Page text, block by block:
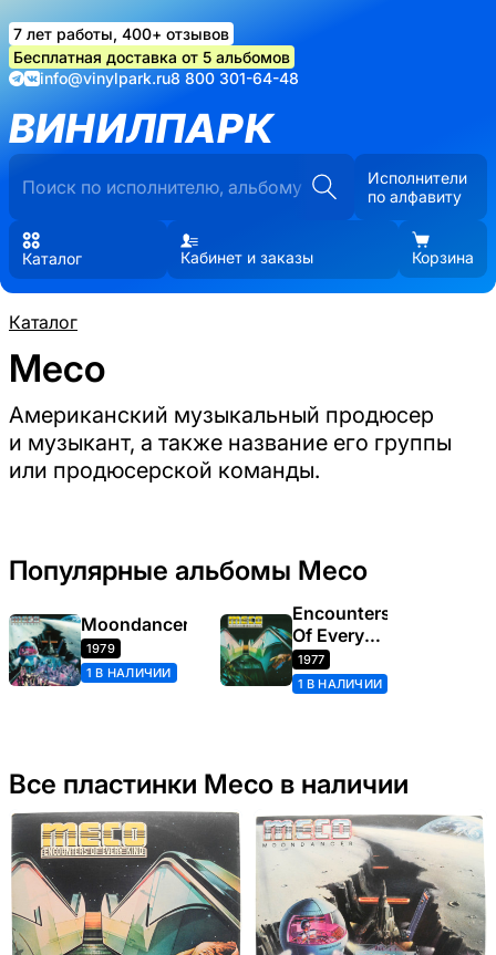
7 лет работы, 400+ отзывов
Бесплатная доставка от 5 альбомов
info@vinylpark.ru8 800 301-64-48
ВИНИЛПАРК
Исполнители
по алфавиту
Каталог Кабинет и заказы Корзина
Каталог
Meco
Американский музыкальный продюсер
и музыкант, а также название его группы
или продюсерской команды.
Популярные альбомы Meco
Moondancer
1979
1 В НАЛИЧИИ
Encounters
Of Every
Kind
1977
1 В НАЛИЧИИ
Все пластинки Meco в наличии